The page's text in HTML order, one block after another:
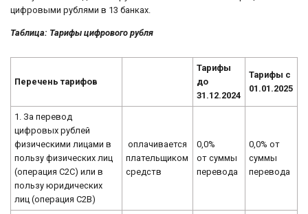
цифровыми рублями в 13 банках.
Таблица: Тарифы цифрового рубля
Перечень тарифов
Тарифы
до
31.12.2024
Тарифы с
01.01.2025
1. За перевод
цифровых рублей
физическими лицами в
пользу физических лиц
(операция C2С) или в
пользу юридических
лиц (операция C2В)
оплачивается
плательщиком
средств
0,0%
от суммы
перевода
0,0% от
суммы
перевода